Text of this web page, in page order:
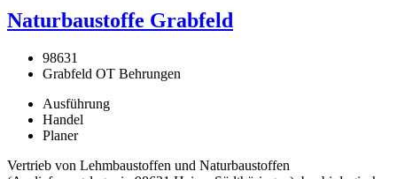
Naturbaustoffe Grabfeld
98631
Grabfeld OT Behrungen
Ausführung
Handel
Planer
Vertrieb von Lehmbaustoffen und Naturbaustoffen